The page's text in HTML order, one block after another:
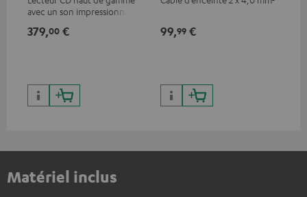
avec un son impressionnant
379,00 € 99,99 €
Matériel inclus